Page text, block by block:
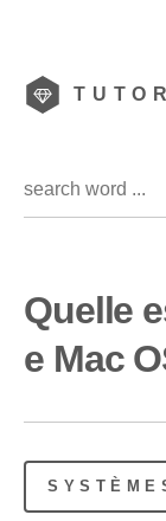
Quelle
e Mac